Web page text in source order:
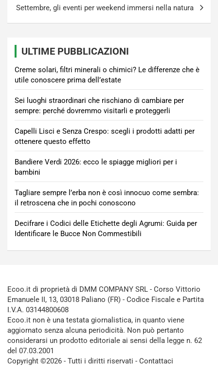
Settembre, gli eventi per weekend immersi nella natura
ULTIME PUBBLICAZIONI
Creme solari, filtri minerali o chimici? Le differenze che è
utile conoscere prima dell’estate
Sei luoghi straordinari che rischiano di cambiare per
sempre: perché dovremmo visitarli e proteggerli
Capelli Lisci e Senza Crespo: scegli i prodotti adatti per
ottenere questo effetto
Bandiere Verdi 2026: ecco le spiagge migliori per i
bambini
Tagliare sempre l’erba non è così innocuo come sembra:
il retroscena che in pochi conoscono
Decifrare i Codici delle Etichette degli Agrumi: Guida per
Identificare le Bucce Non Commestibili
Ecoo.it di proprietà di DMM COMPANY SRL - Corso Vittorio
Emanuele II, 13, 03018 Paliano (FR) - Codice Fiscale e Partita
I.V.A. 03144800608
Ecoo.it non è una testata giornalistica, in quanto viene
aggiornato senza alcuna periodicità. Non può pertanto
considerarsi un prodotto editoriale ai sensi della legge n. 62
del 07.03.2001
Copyright ©2026 - Tutti i diritti riservati - Contattaci